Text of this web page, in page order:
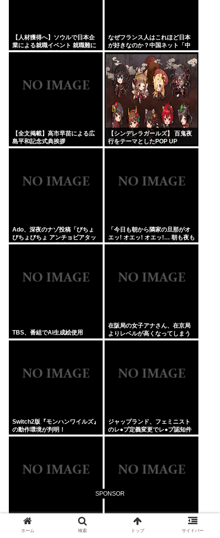
SPONSOR
【人材獲得へ】ソウルで日本企
業による就職イベント 就職難に
苦しむ韓国の若者が日本に注目
なぜフランス人はこれほど日本
が好きなのか？中国ネット「中
国人も日本が好き」
【全文掲載】高市早苗による広
島平和記念式典挨拶
【シンデレラガールズ】 百鬼夜
行をテーマとしたPOP UP
SHOPが東京・大阪にて開催
Ado、深夜のナゾ投稿「びちょ
びちょびちょ アンチョビアタッ
ク！」 SNSに反響広がる
「今日も朝から隣家の旦那がオ
エッ! オエッ! オエッ!… 朝も夜も
食事中もかなりえづきの音がし
TBS、番組でAI生成絵使用
在阪局の女子アナさん、在京局
よりレベルが高くなってしまう
Switch2版『モンハンワイルズ』
の動作環境が判明！
ジャップランド、フェミニスト
のレ●プ定義変更でレ●プ認知件
数爆増www
【動画】例の首吊り自殺配信、
どんどん拡散されて終わるwww
【消費減税】日本の社会保障、
岐路に 財源5兆円見通し立たず
ホーム 検索 トップ サイドバー